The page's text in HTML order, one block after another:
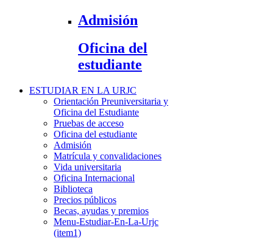
Admisión
Oficina del
estudiante
ESTUDIAR EN LA URJC
Orientación Preuniversitaria y
Oficina del Estudiante
Pruebas de acceso
Oficina del estudiante
Admisión
Matrícula y convalidaciones
Vida universitaria
Oficina Internacional
Biblioteca
Precios públicos
Becas, ayudas y premios
Menu-Estudiar-En-La-Urjc
(item1)